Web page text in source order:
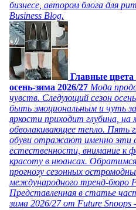
бизнесе, автором блога для
Business Blog.
Главные цвета
осень-зима 2026/27 Мода
чувств. Следующий сезон
быть эмоциональным и чуть
яркости приходит глубина, на
обволакивающее тепло. Пять
обуви отражают именно эти
естественности, внимание к
красоту в нюансах.
прогнозу сезонных
международного тренд-бюро
Представленная в статье
зима 2026/27 от Future Snoops